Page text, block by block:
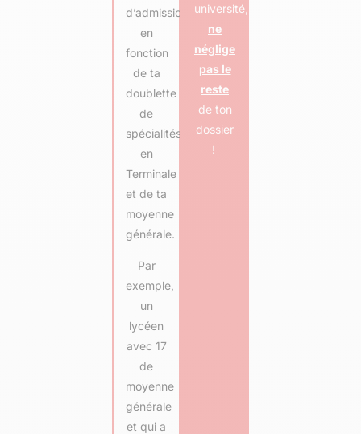
d’admission
en
fonction
de ta
doublette
de
spécialités
en
Terminale
et de ta
moyenne
générale.
Par
exemple,
un
lycéen
avec 17
de
moyenne
générale
et qui a
université,
ne
néglige
pas le
reste
de ton
dossier
!